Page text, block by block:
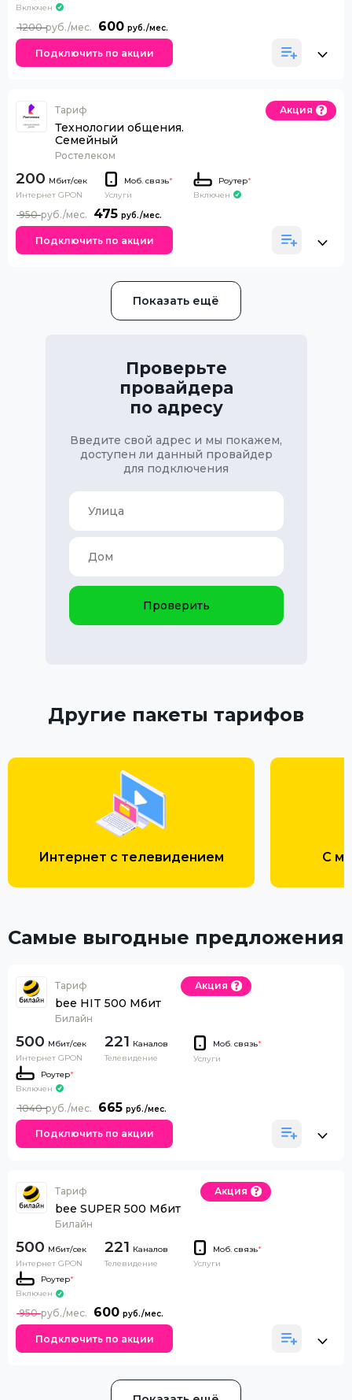
Включен
600
1200
Подключить по акции
Тариф
Технологии общения.
Семейный
Ростелеком
Акция
200
Интернет GPON
Моб. связь*
Услуги
Роутер*
Включен
475
950
Подключить по акции
Показать ещё
Проверьте
провайдера
по адресу
Введите свой адрес и мы покажем,
доступен ли данный провайдер
для подключения
Проверить
Другие пакеты тарифов
Интернет с телевидением С
Самые выгодные предложения
Тариф
bee HIT 500 Мбит
Билайн
Акция
500
Интернет GPON
221 Каналов
Телевидение
Моб. связь*
Услуги
Роутер*
Включен
665
1040
Подключить по акции
Тариф
bee SUPER 500 Мбит
Билайн
Акция
500
Интернет GPON
221 Каналов
Телевидение
Моб. связь*
Услуги
Роутер*
Включен
600
950
Подключить по акции